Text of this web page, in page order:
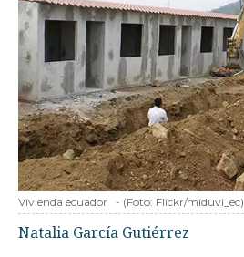
Vivienda ecuador - (Foto: Flickr/miduvi_ec)
Natalia García Gutiérrez